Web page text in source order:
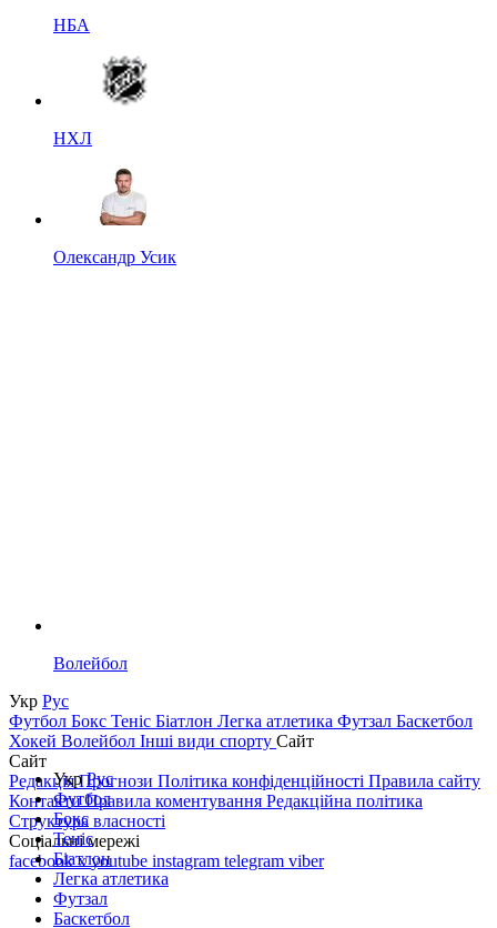
НБА
НХЛ
Олександр Усик
Волейбол
Укр Рус
Футбол Бокс Теніс Біатлон Легка атлетика Футзал Баскетбол
Хокей Волейбол Інші види спорту Сайт
Сайт
РедакціяПрогнози Політика конфіденційності Правила сайту
КонтактиПравила коментування Редакційна політика
Структура власності
Соціальні мережі
facebookxyoutube instagram telegram viber
УкрРус
Футбол
Бокс
Теніс
Біатлон
Легка атлетика
Футзал
Баскетбол